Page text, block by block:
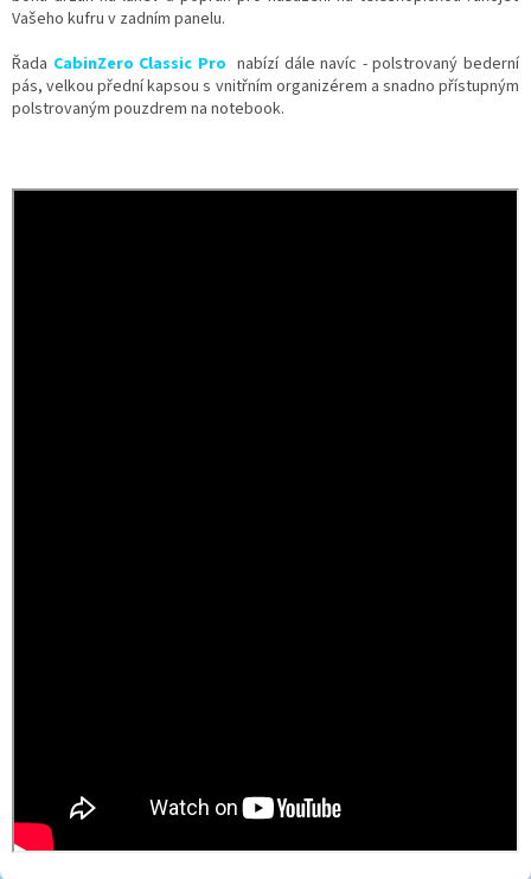
Vašeho kufru v zadním panelu.
Řada CabinZero Classic Pro nabízí dále navíc - polstrovaný bederní
pás, velkou přední kapsou s vnitřním organizérem a snadno přístupným
polstrovaným pouzdrem na notebook.